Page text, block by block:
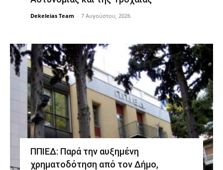
Dekeleias Team - 7 Αυγούστου, 2026
ΠΠΙΕΔ: Παρά την αυξημένη
χρηματοδότηση από τον Δήμο,